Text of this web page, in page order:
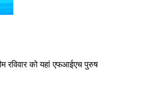
रविवार को यहां एफआईएच पुरुष